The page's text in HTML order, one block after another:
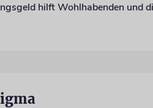
hilft Wohlhabenden und